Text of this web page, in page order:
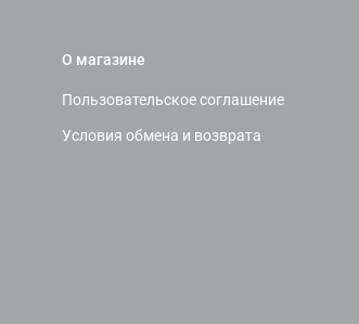
О магазине
Пользовательское соглашение
Условия обмена и возврата